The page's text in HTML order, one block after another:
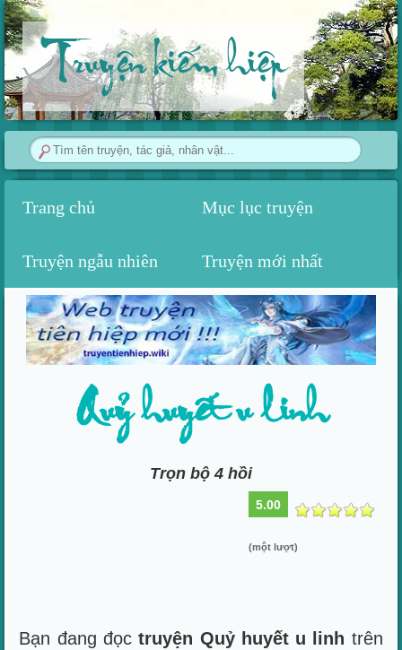
Truyện kiếm hiệp
Trang chủ Mục lục truyện
Truyện ngẫu nhiên Truyện mới nhất
Quỷ huyết u linh
Trọn bộ 4 hồi
5.00
(một lượt)
Bạn đang đọctruyện Quỷ huyết u linh trên